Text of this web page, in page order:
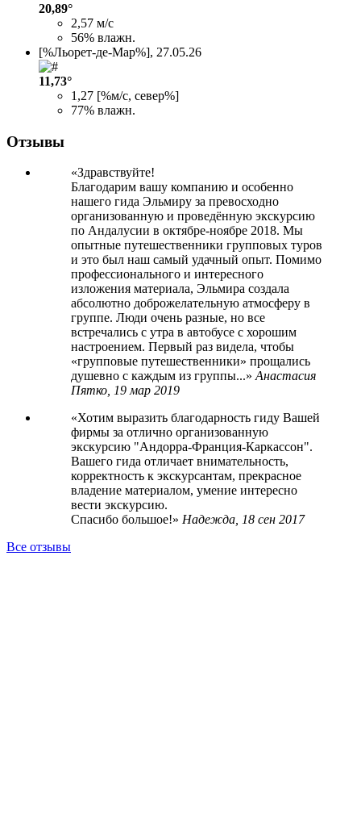
20,89°
2,57 м/с
56% влажн.
[%Льорет-де-Мар%], 27.05.26
11,73°
1,27 [%м/с, север%]
77% влажн.
Отзывы
Здравствуйте!
Благодарим вашу компанию и особенно
нашего гида Эльмиру за превосходно
организованную и проведённую экскурсию
по Андалусии в октябре-ноябре 2018. Мы
опытные путешественники групповых туров
и это был наш самый удачный опыт. Помимо
профессионального и интересного
изложения материала, Эльмира создала
абсолютно доброжелательную атмосферу в
группе. Люди очень разные, но все
встречались с утра в автобусе с хорошим
настроением. Первый раз видела, чтобы
«групповые путешественники» прощались
душевно с каждым из группы...
Анастасия
Пятко, 19 мар 2019
Хотим выразить благодарность гиду Вашей
фирмы за отлично организованную
экскурсию "Андорра-Франция-Каркассон".
Вашего гида отличает внимательность,
корректность к экскурсантам, прекрасное
владение материалом, умение интересно
вести экскурсию.
Спасибо большое!
Надежда, 18 сен 2017
Все отзывы